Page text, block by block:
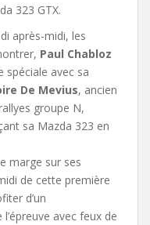
323 GTX.
après-midi, les
Paul Chabloz
spéciale avec sa
De Mevius, ancien
groupe N,
sa Mazda 323 en
marge sur ses
de cette première
d’un
avec feux de